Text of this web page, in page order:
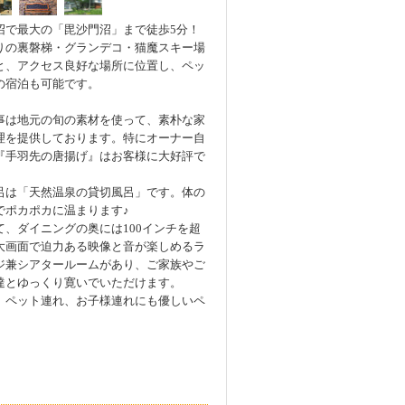
で最大の「毘沙門沼」まで徒歩5分！
の裏磐梯・グランデコ・猫魔スキー場
、アクセス良好な場所に位置し、ペッ
宿泊も可能です。
は地元の旬の素材を使って、素朴な家
を提供しております。特にオーナー自
手羽先の唐揚げ』はお客様に大好評で
は「天然温泉の貸切風呂」です。体の
ポカポカに温まります♪
、ダイニングの奥には100インチを超
画面で迫力ある映像と音が楽しめるラ
兼シアタールームがあり、ご家族やご
とゆっくり寛いでいただけます。
ペット連れ、お子様連れにも優しいペ